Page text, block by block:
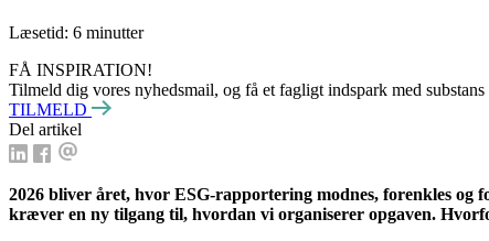
Læsetid: 6 minutter
FÅ INSPIRATION!
Tilmeld dig vores nyhedsmail, og få et fagligt indspark med
TILMELD
Del artikel
2026 bliver året, hvor ESG-rapportering modnes, forenkles
kræver en ny tilgang til, hvordan vi organiserer opgaven.